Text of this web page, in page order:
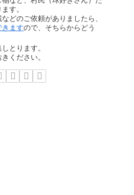
す。
どのご依頼がありましたら、
きますので、そちらからどう
とります。
ください。